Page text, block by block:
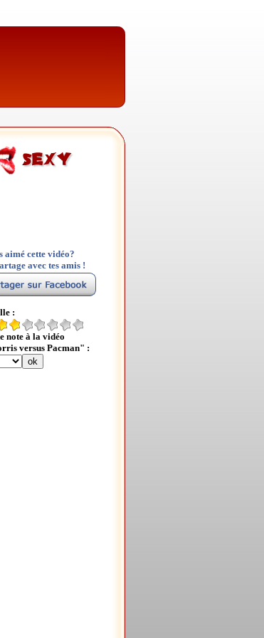
aimé cette vidéo?
avec tes amis !
:
note à la vidéo
versus Pacman" :